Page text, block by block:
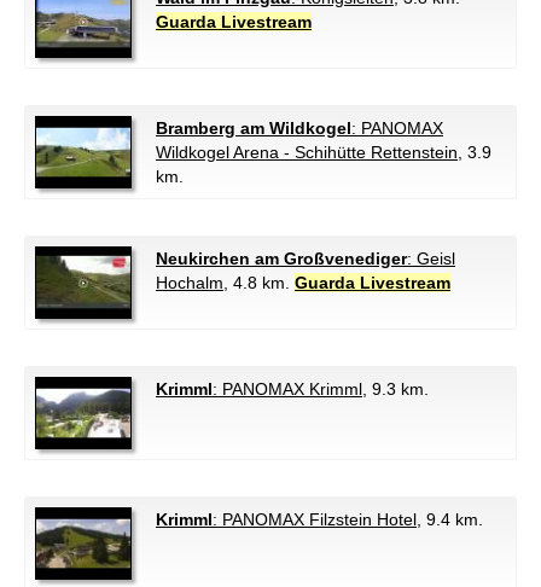
Guarda Livestream
Bramberg am Wildkogel: PANOMAX
Wildkogel Arena - Schihütte Rettenstein , 3.9
km.
Neukirchen am Großvenediger: Geisl
Hochalm , 4.8 km. Guarda Livestream
Krimml: PANOMAX Krimml , 9.3 km.
Krimml: PANOMAX Filzstein Hotel , 9.4 km.